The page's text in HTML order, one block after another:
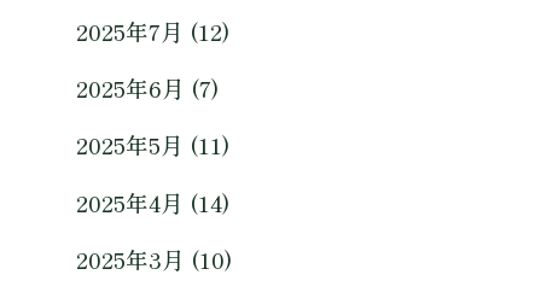
2025年7月 (12)
2025年6月 (7)
2025年5月 (11)
2025年4月 (14)
2025年3月 (10)